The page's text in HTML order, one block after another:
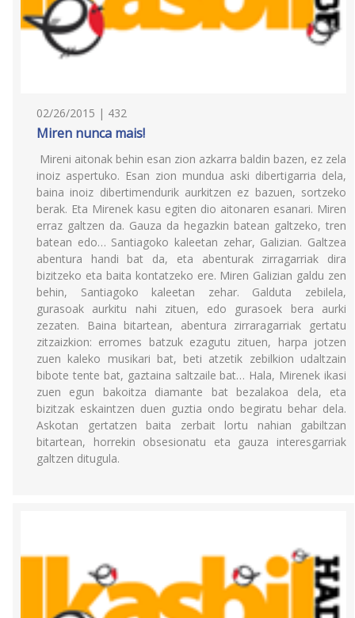
02/26/2015 | 432
Miren nunca mais!
Mireni aitonak behin esan zion azkarra baldin bazen, ez zela
inoiz aspertuko. Esan zion mundua aski dibertigarria dela,
baina inoiz dibertimendurik aurkitzen ez bazuen, sortzeko
berak. Eta Mirenek kasu egiten dio aitonaren esanari. Miren
erraz galtzen da. Gauza da hegazkin batean galtzeko, tren
batean edo… Santiagoko kaleetan zehar, Galizian. Galtzea
abentura handi bat da, eta abenturak zirragarriak dira
bizitzeko eta baita kontatzeko ere. Miren Galizian galdu zen
behin, Santiagoko kaleetan zehar. Galduta zebilela,
gurasoak aurkitu nahi zituen, edo gurasoek bera aurki
zezaten. Baina bitartean, abentura zirraragarriak gertatu
zitzaizkion: erromes batzuk ezagutu zituen, harpa jotzen
zuen kaleko musikari bat, beti atzetik zebilkion udaltzain
bibote tente bat, gaztaina saltzaile bat… Hala, Mirenek ikasi
zuen egun bakoitza diamante bat bezalakoa dela, eta
bizitzak eskaintzen duen guztia ondo begiratu behar dela.
Askotan gertatzen baita zerbait lortu nahian gabiltzan
bitartean, horrekin obsesionatu eta gauza interesgarriak
galtzen ditugula.